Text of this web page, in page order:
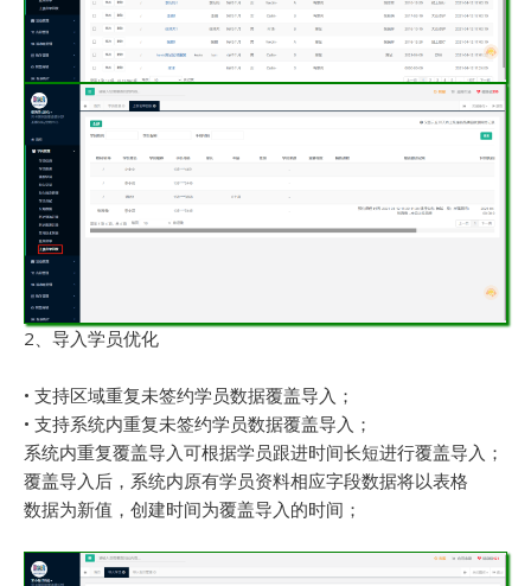
2、导入学员优化
• 支持区域重复未签约学员数据覆盖导入；
• 支持系统内重复未签约学员数据覆盖导入；
系统内重复覆盖导入可根据学员跟进时间长短进行覆盖导入；
覆盖导入后，系统内原有学员资料相应字段数据将以表格
数据为新值，创建时间为覆盖导入的时间；